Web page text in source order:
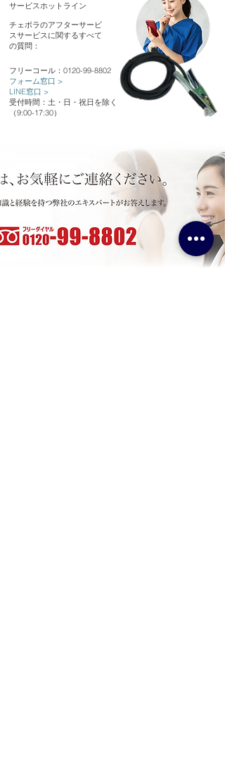
​サービスホットライン
フリーコール：0120-99-8802
フォーム窓口 >
LINE窓口 >
受付時間：土・日・祝日を除く
（9:00-17:30）
チェボラのアフターサービ
スサービスに関するすべて
の質問：